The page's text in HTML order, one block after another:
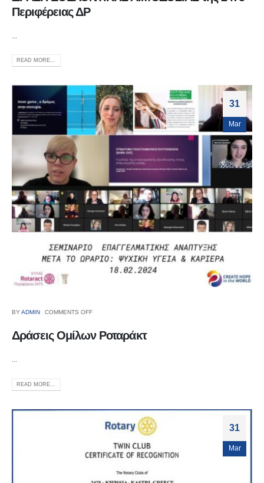
Περιφέρειας ΔΡ
...
READ MORE...
31
Mar
BYADMIN COMMENTS OFF
Δράσεις Ομίλων Ροταράκτ
...
READ MORE...
31
Mar